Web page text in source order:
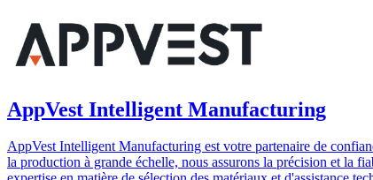
AppVest Intelligent Manufacturing
AppVest Intelligent Manufacturing est votre partenaire de
la production à grande échelle, nous assurons la précision et la